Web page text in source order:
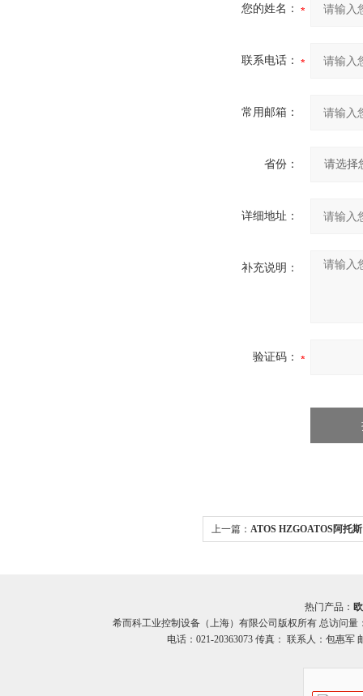
您的姓名：
联系电话：
常用邮箱：
省份：
详细地址：
补充说明：
验证码：
上一篇： ATOS HZGOATOS阿托
热门产品：
希而科工业控制设备（上海）有限公司版权所有 总访问量
电话：021-20363073 传真： 联系人：包惠军